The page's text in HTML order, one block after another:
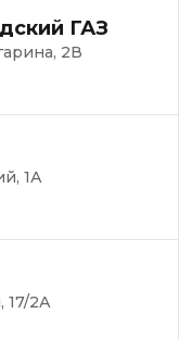
ГАЗ
2В
1А
17/2А